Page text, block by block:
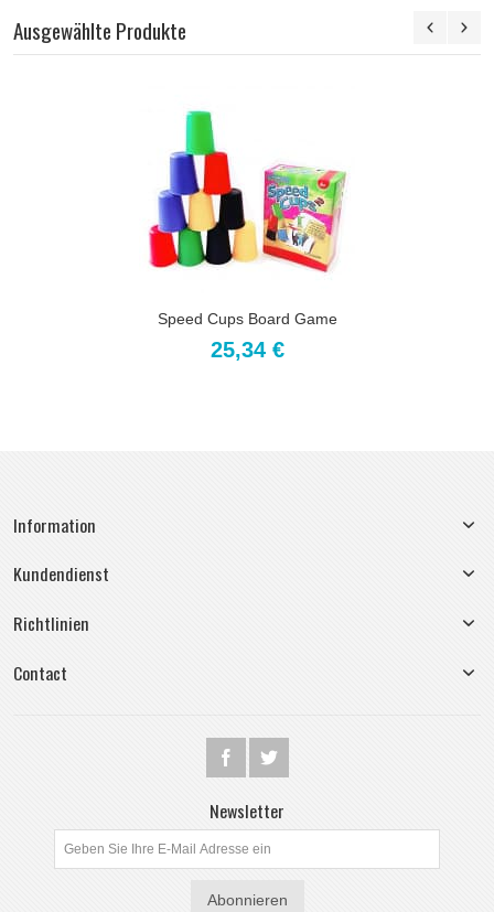
Ausgewählte Produkte
Speed Cups Board Game
25,34 €
Information
Kundendienst
Richtlinien
Contact
Newsletter
Abonnieren